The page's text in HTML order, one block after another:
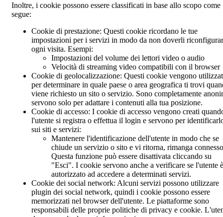
Inoltre, i cookie possono essere classificati in base allo scopo come
segue:
Cookie di prestazione: Questi cookie ricordano le tue
impostazioni per i servizi in modo da non doverli
ogni visita. Esempi:
Impostazioni del volume dei lettori video o audio
Velocità di streaming video compatibili con il browser
Cookie di geolocalizzazione: Questi cookie vengono
per determinare in quale paese o area geografica ti trovi
viene richiesto un sito o servizio. Sono completamente
servono solo per adattare i contenuti alla tua posizione.
Cookie di accesso: I cookie di accesso vengono creati
l'utente si registra o effettua il login e servono per
sui siti e servizi:
Mantenere l'identificazione dell'utente in modo che se
chiude un servizio o sito e vi ritorna, rimanga
Questa funzione può essere disattivata cliccando su
"Esci". I cookie servono anche a verificare se l'utente è
autorizzato ad accedere a determinati servizi.
Cookie dei social network: Alcuni servizi possono utilizzare
plugin dei social network, quindi i cookie possono essere
memorizzati nel browser dell'utente. Le piattaforme sono
responsabili delle proprie politiche di privacy e cookie.